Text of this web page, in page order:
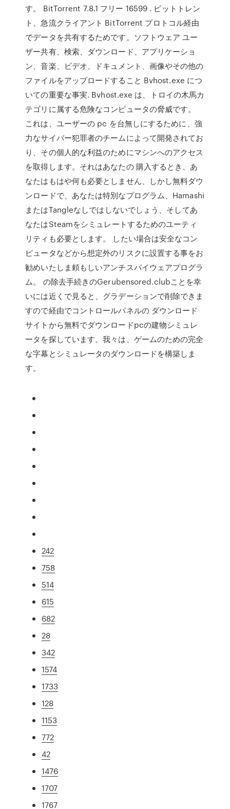
す。 BitTorrent 7.8.1 フリー 16599 . ビットトレン
ト、急流クライアント BitTorrent プロトコル経由
でデータを共有するためです。ソフトウェア ユー
ザー共有、検索、ダウンロード、アプリケーショ
ン、音楽、ビデオ、ドキュメント、画像やその他の
ファイルをアップロードすること Bvhost.exe につ
いての重要な事実. Bvhost.exe は、トロイの木馬カ
テゴリに属する危険なコンピュータの脅威です。
これは、ユーザーの pc を台無しにするために、強
力なサイバー犯罪者のチームによって開発されてお
り、その個人的な利益のためにマシンへのアクセス
を取得します。それはあなたの 購入するとき、あ
なたはもはや何も必要としません、しかし無料ダウ
ンロードで、あなたは特別なプログラム、Hamashi
またはTangleなしではしないでしょう、そしてあ
なたはSteamをシミュレートするためのユーティ
リティも必要とします。 したい場合は安全なコン
ピュータなどから想定外のリスクに設置する事をお
勧めいたしま頼もしいアンチスパイウェアプログラ
ム。 の除去手続きのGerubensored.clubことを幸
いには近くで見ると、グラデーションで削除できま
すので経由でコントロールパネルの ダウンロード
サイトから無料でダウンロードpcの建物シミュレ
ータを探しています。我々は、ゲームのための完全
な字幕とシミュレータのダウンロードを構築しま
す。
242
758
514
615
682
28
342
1574
1733
128
1153
772
42
1476
1707
1767